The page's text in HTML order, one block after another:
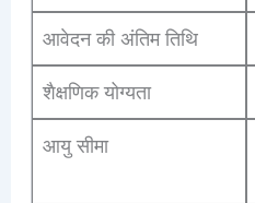
आवेदन की अंतिम तिथि
शैक्षणिक योग्यता
आयु सीमा